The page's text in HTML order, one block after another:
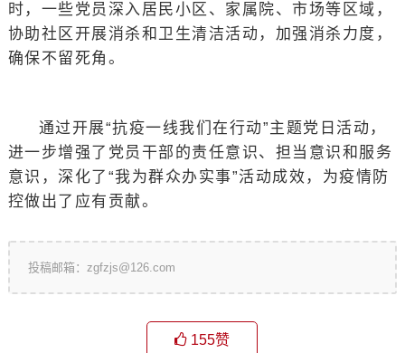
时，一些党员深入居民小区、家属院、市场等区域，
协助社区开展消杀和卫生清洁活动，加强消杀力度，
确保不留死角。
通过开展“抗疫一线我们在行动”主题党日活动，
进一步增强了党员干部的责任意识、担当意识和服务
意识，深化了“我为群众办实事”活动成效，为疫情防
控做出了应有贡献。
投稿邮箱：zgfzjs@126.com
155赞